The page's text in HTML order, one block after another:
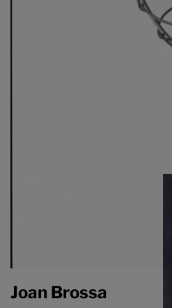
Joan Brossa